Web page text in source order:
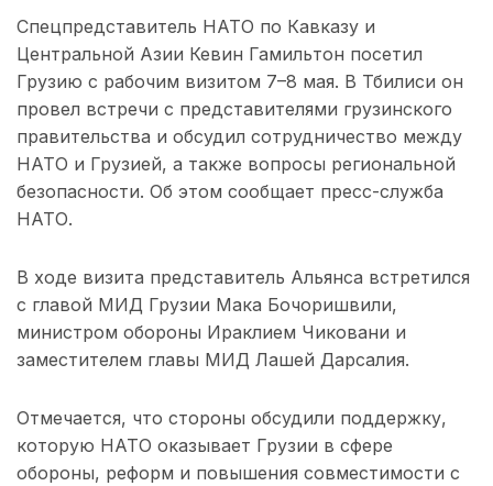
Спецпредставитель НАТО по Кавказу и
Центральной Азии Кевин Гамильтон посетил
Грузию с рабочим визитом 7–8 мая. В Тбилиси он
провел встречи с представителями грузинского
правительства и обсудил сотрудничество между
НАТО и Грузией, а также вопросы региональной
безопасности. Об этом сообщает пресс-служба
НАТО.
В ходе визита представитель Альянса встретился
с главой МИД Грузии Мака Бочоришвили,
министром обороны Ираклием Чиковани и
заместителем главы МИД Лашей Дарсалия.
Отмечается, что стороны обсудили поддержку,
которую НАТО оказывает Грузии в сфере
обороны, реформ и повышения совместимости с